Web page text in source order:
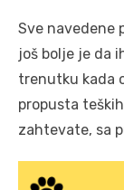
Sve navedene
još bolje je da
trenutku kada
propusta
zahtevate, sa